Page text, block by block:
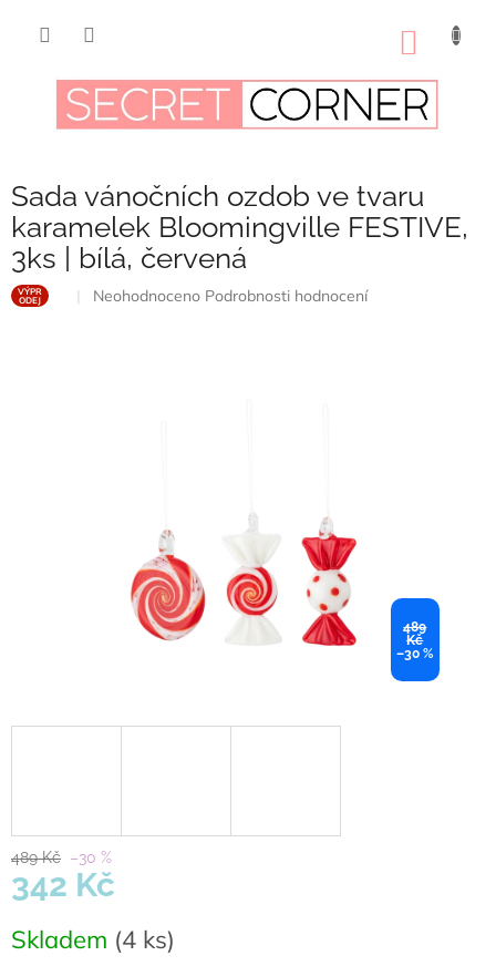
Sada vánočních ozdob ve tvaru
karamelek Bloomingville FESTIVE,
3ks | bílá, červená
VÝPR
ODEJ
Průměrné
Neohodnoceno Podrobnosti hodnocení
489
Kč
–30 %
489 Kč –30 %
342 Kč
cena:
Skladem (4 ks)